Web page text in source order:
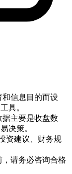
和信息目的而设
具。
主要是收盘数
决策。
资建议、财务规
请务必咨询合格